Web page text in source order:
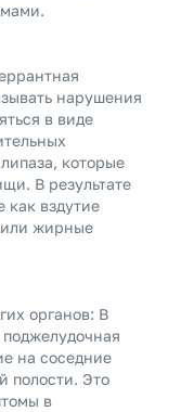
нарушения
в виде
которые
В результате
как вздутие
или жирные
органов: В
на соседние
полости. Это
в